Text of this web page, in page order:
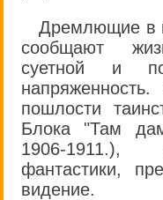
Дремлющие в
сообщают
суетной и
пошлости
Блока "Там
1906-1911.),
фантастики,
видение.